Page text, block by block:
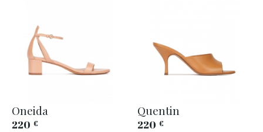
Oneida
220 €
Quentin
220 €